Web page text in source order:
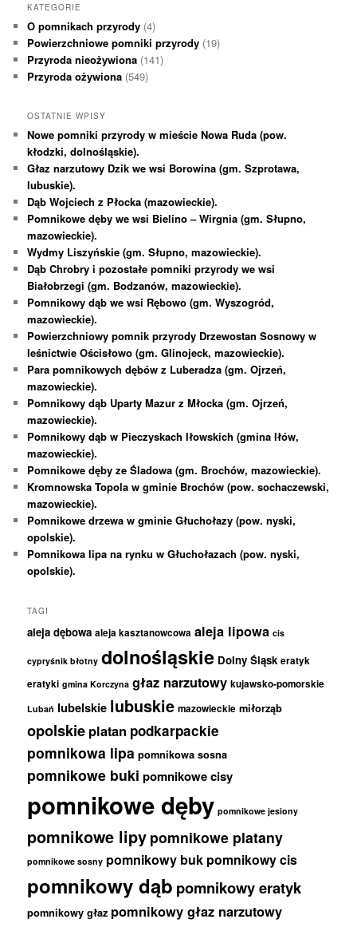
KATEGORIE
O pomnikach przyrody (4)
Powierzchniowe pomniki przyrody (19)
Przyroda nieożywiona (141)
Przyroda ożywiona (549)
OSTATNIE WPISY
Nowe pomniki przyrody w mieście Nowa Ruda (pow.
kłodzki, dolnośląskie).
Głaz narzutowy Dzik we wsi Borowina (gm. Szprotawa,
lubuskie).
Dąb Wojciech z Płocka (mazowieckie).
Pomnikowe dęby we wsi Bielino – Wirgnia (gm. Słupno,
mazowieckie).
Wydmy Liszyńskie (gm. Słupno, mazowieckie).
Dąb Chrobry i pozostałe pomniki przyrody we wsi
Białobrzegi (gm. Bodzanów, mazowieckie).
Pomnikowy dąb we wsi Rębowo (gm. Wyszogród,
mazowieckie).
Powierzchniowy pomnik przyrody Drzewostan Sosnowy w
leśnictwie Ościsłowo (gm. Glinojeck, mazowieckie).
Para pomnikowych dębów z Luberadza (gm. Ojrzeń,
mazowieckie).
Pomnikowy dąb Uparty Mazur z Młocka (gm. Ojrzeń,
mazowieckie).
Pomnikowy dąb w Pieczyskach Iłowskich (gmina Iłów,
mazowieckie).
Pomnikowe dęby ze Śladowa (gm. Brochów, mazowieckie).
Kromnowska Topola w gminie Brochów (pow. sochaczewski,
mazowieckie).
Pomnikowe drzewa w gminie Głuchołazy (pow. nyski,
opolskie).
Pomnikowa lipa na rynku w Głuchołazach (pow. nyski,
opolskie).
TAGI
aleja dębowa aleja kasztanowcowa aleja lipowa cis
cypryśnik błotny dolnośląskie Dolny Śląsk eratyk
eratyki gmina Korczyna głaz narzutowy kujawsko-pomorskie
Lubań lubelskie lubuskie mazowieckie miłorząb
opolskie platan podkarpackie
pomnikowa lipa pomnikowa sosna
pomnikowe buki pomnikowe cisy
pomnikowe dęby pomnikowe jesiony
pomnikowe lipy pomnikowe platany
pomnikowe sosny pomnikowy buk pomnikowy cis
pomnikowy dąb pomnikowy eratyk
pomnikowy głaz pomnikowy głaz narzutowy